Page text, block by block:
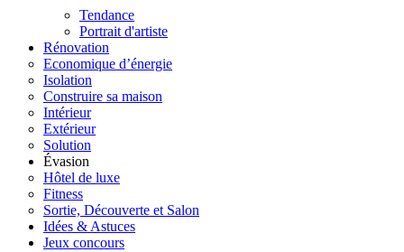
Tendance
Portrait d'artiste
Rénovation
Economique d’énergie
Isolation
Construire sa maison
Intérieur
Extérieur
Solution
Évasion
Hôtel de luxe
Fitness
Sortie, Découverte et Salon
Idées & Astuces
Jeux concours